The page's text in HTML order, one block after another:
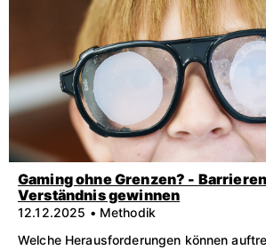
Gaming ohne Grenzen? -
Verständnis gewinnen
12.12.2025 • Methodik
Welche Herausforderungen können